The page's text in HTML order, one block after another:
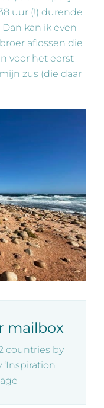
uur (!) durende
kan ik even
aflossen die
voor het eerst
zus (die daar
mailbox
countries by